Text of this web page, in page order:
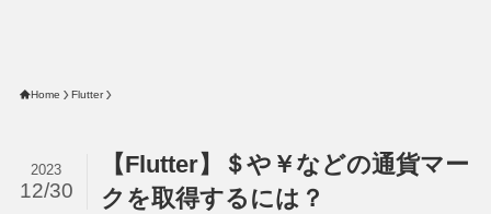
Home Flutter
【Flutter】＄や￥などの通貨マー
クを取得するには？
2023
12/30